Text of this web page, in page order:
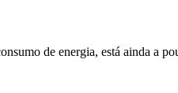
de energia, está ainda a